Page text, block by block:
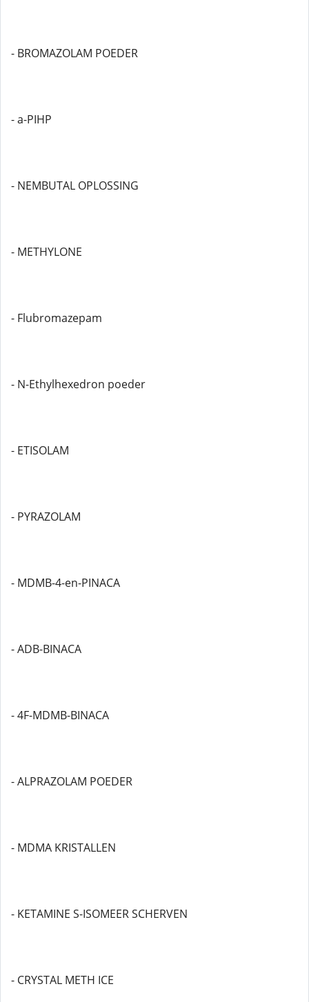
- BROMAZOLAM POEDER
- a-PIHP
- NEMBUTAL OPLOSSING
- METHYLONE
- Flubromazepam
- N-Ethylhexedron poeder
- ETISOLAM
- PYRAZOLAM
- MDMB-4-en-PINACA
- ADB-BINACA
- 4F-MDMB-BINACA
- ALPRAZOLAM POEDER
- MDMA KRISTALLEN
- KETAMINE S-ISOMEER SCHERVEN
- CRYSTAL METH ICE